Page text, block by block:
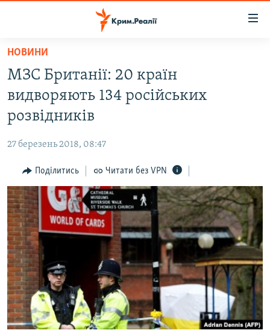
Перейти
основного
матеріалу
Перейти
до
основної
навігації
Перейти
до
пошуку
ВОДА.КРИМ
ВІДЕО ТА ФОТО
БЛОГИ
ПОГЛЯД
ІНТЕРВ'Ю
ВСЕ ЗА ДЕНЬ
СПЕЦПРОЕКТИ
ДЕПОРТАЦІЯ
ВІДЕОУРОКИ «ELIFBE»
СВІДЧЕННЯ ОКУПАЦІЇ
УКРАЇНСЬКА ПРОБЛЕМА КРИМУ
ЯК ОБІЙТИ БЛОКУВАННЯ
Русский
Qırımtatar
НОВИНИ
МЗС Британії: 20 країн
видворяють 134 російських
розвідників
27 березень 2018, 08:47
Поділитись Читати без VPN